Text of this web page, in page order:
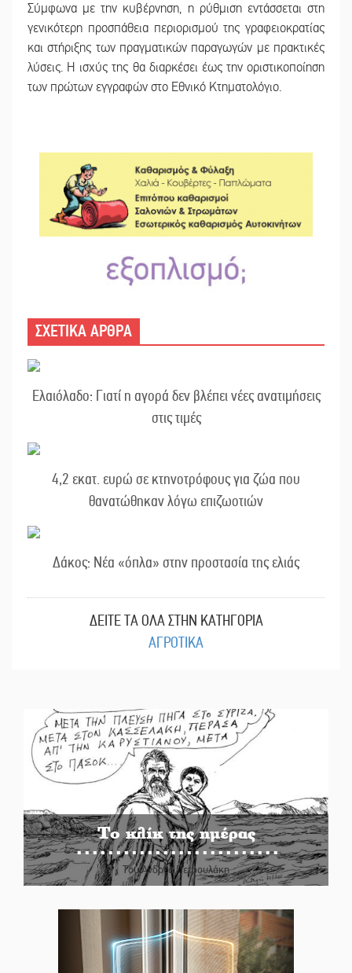
Σύμφωνα με την κυβέρνηση, η ρύθμιση εντάσσεται στη
γενικότερη προσπάθεια περιορισμού της γραφειοκρατίας
και στήριξης των πραγματικών παραγωγών με πρακτικές
λύσεις. Η ισχύς της θα διαρκέσει έως την οριστικοποίηση
των πρώτων εγγραφών στο Εθνικό Κτηματολόγιο.
ΣΧΕΤΙΚΑ ΑΡΘΡΑ
Ελαιόλαδο: Γιατί η αγορά δεν βλέπει νέες ανατιμήσεις
στις τιμές
4,2 εκατ. ευρώ σε κτηνοτρόφους για ζώα που
θανατώθηκαν λόγω επιζωοτιών
Δάκος: Νέα «όπλα» στην προστασία της ελιάς
ΔΕΙΤΕ ΤΑ ΟΛΑ ΣΤΗΝ ΚΑΤΗΓΟΡΙΑ
ΑΓΡΟΤΙΚΑ
Το κλίκ της ημέρας
Του Ανδρέα Πετρουλάκη